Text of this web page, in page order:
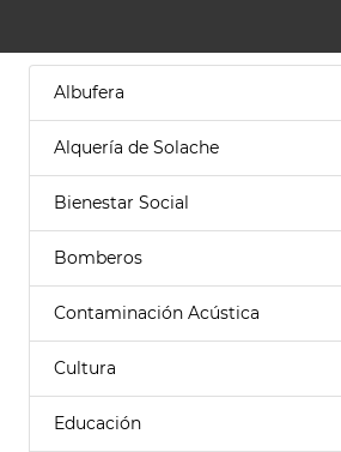
Albufera
Alquería de Solache
Bienestar Social
Bomberos
Contaminación Acústica
Cultura
Educación